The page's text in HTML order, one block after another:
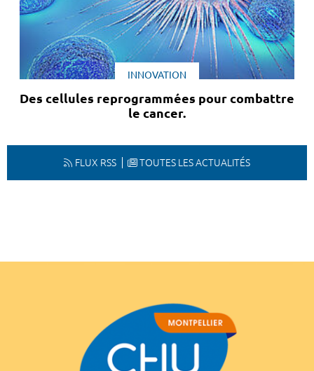
INNOVATION
Des cellules reprogrammées pour combattre
le cancer.
FLUX RSS TOUTES LES ACTUALITÉS